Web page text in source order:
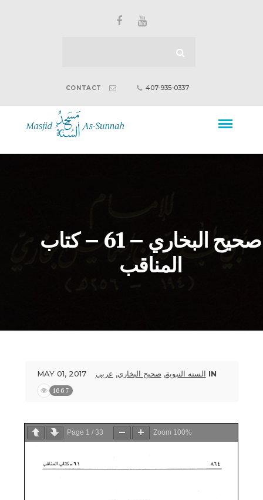
CONTACT 407-935-0337
صحيح البخاري – 61 – كتاب
المناقب
MAY 01, 2017 IN السنه النبوية, صحيح البخاري, عربي
1667
Page 1 / 33 Zoom 100%